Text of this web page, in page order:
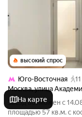
высокий спрос
Юго-Восточная
Москва,улица
Заезд возможен с
площадью 57 кв.м. с
На карте